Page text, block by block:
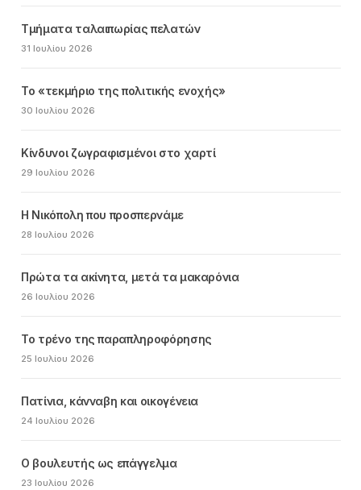
Τμήματα ταλαιπωρίας πελατών
31 Ιουλίου 2026
Το «τεκμήριο της πολιτικής ενοχής»
30 Ιουλίου 2026
Κίνδυνοι ζωγραφισμένοι στο χαρτί
29 Ιουλίου 2026
Η Νικόπολη που προσπερνάμε
28 Ιουλίου 2026
Πρώτα τα ακίνητα, μετά τα μακαρόνια
26 Ιουλίου 2026
Το τρένο της παραπληροφόρησης
25 Ιουλίου 2026
Πατίνια, κάνναβη και οικογένεια
24 Ιουλίου 2026
Ο βουλευτής ως επάγγελμα
23 Ιουλίου 2026